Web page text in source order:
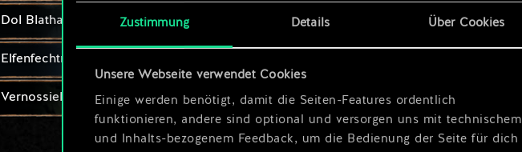
Zustimmung Details Über Cookies
Unsere Webseite verwendet Cookies
Einige werden benötigt, damit die Seiten-Features ordentlich
funktionieren, andere sind optional und versorgen uns mit technischem
und Inhalts-bezogenem Feedback, um die Bedienung der Seite für dich
Dol Blathanna: Pfeile
Elfenfechtmeisterin
Vernossiels Kommando